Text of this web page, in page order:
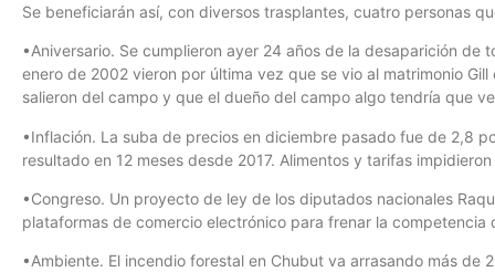
Se beneficiarán así, con diversos trasplantes, cuatro personas
•Aniversario. Se cumplieron ayer 24 años de la desaparición de
enero de 2002 vieron por última vez que se vio al matrimonio
salieron del campo y que el dueño del campo algo tendría que
•Inflación. La suba de precios en diciembre pasado fue de 2,8
resultado en 12 meses desde 2017. Alimentos y tarifas
•Congreso. Un proyecto de ley de los diputados nacionales
plataformas de comercio electrónico para frenar la
•Ambiente. El incendio forestal en Chubut va arrasando más de